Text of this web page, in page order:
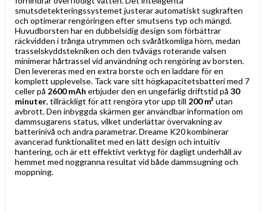
smutsdetekteringssystemet justerar automatiskt sugkraften
och optimerar rengöringen efter smutsens typ och mängd.
Huvudborsten har en dubbelsidig design som förbättrar
räckvidden i trånga utrymmen och svåråtkomliga hörn, medan
trasselskyddstekniken och den tvåvägs roterande valsen
minimerar hårtrassel vid användning och rengöring av borsten.
Den levereras med en extra borste och en laddare för en
komplett upplevelse. Tack vare sitt högkapacitetsbatteri med 7
celler på 2600 mAh erbjuder den en ungefärlig driftstid på 30
minuter, tillräckligt för att rengöra ytor upp till 200 m² utan
avbrott. Den inbyggda skärmen ger användbar information om
dammsugarens status, vilket underlättar övervakning av
batterinivå och andra parametrar. Dreame K20 kombinerar
avancerad funktionalitet med en lätt design och intuitiv
hantering, och är ett effektivt verktyg för dagligt underhåll av
hemmet med noggranna resultat vid både dammsugning och
moppning.